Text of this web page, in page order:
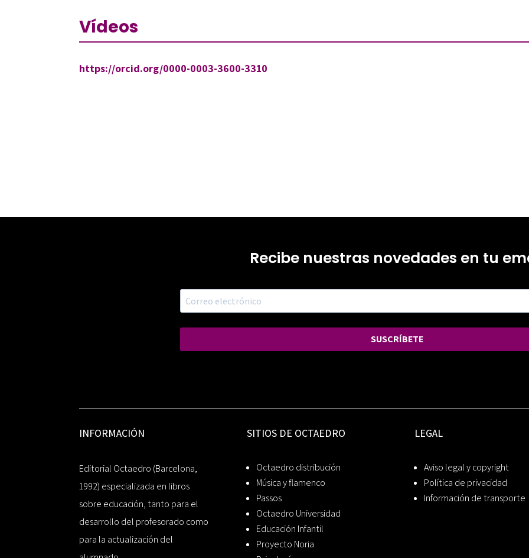
Vídeos
https://orcid.org/0000-0003-3600-3310
Recibe nuestras novedades en tu
SUSCRÍBETE
INFORMACIÓN
Editorial Octaedro (Barcelona,
1992) especializada en libros
sobre educación, tanto para el
desarrollo del profesorado como
para la actualización del
SITIOS DE OCTAEDRO
Octaedro distribución
Música y flamenco
Passos
Octaedro Universidad
Educación Infantil
Proyecto Noria
LEGAL
Aviso legal y copyright
Política de privacidad
Información de transporte